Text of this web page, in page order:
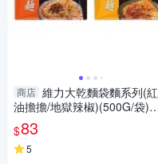
商店 維力大乾麵袋麵系列(紅
油擔擔/地獄辣椒)(500G/袋)
【愛買】
$83
5